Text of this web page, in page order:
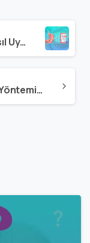
Obezite Cerrahisi Nedir? Nasıl Uygulanır?
Tembeller için Zayıflama Yöntemi 4 Haftada 20 Kilo Vermek